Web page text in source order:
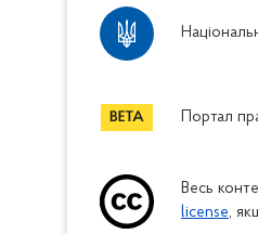
Портал
Весь
license,